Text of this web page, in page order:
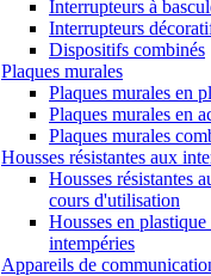
Interrupteurs à
Interrupteurs
Dispositifs combinés
Plaques murales
Plaques murales en
Plaques murales en
Plaques murales
Housses résistantes aux
Housses résistantes
cours d'utilisation
Housses en plastique
intempéries
Appareils de